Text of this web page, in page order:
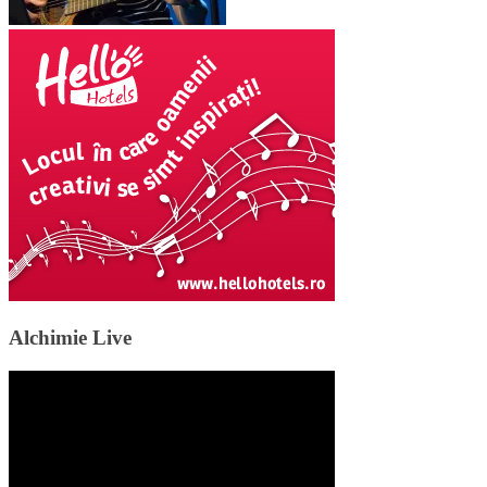
Alchimie Live